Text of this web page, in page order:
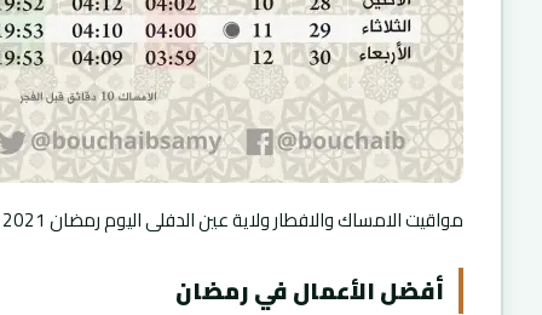
مواقيت الامساك والافطار ولاية عين الدفلى اليوم رمضان 2021
أفضل الأعمال في رمضان